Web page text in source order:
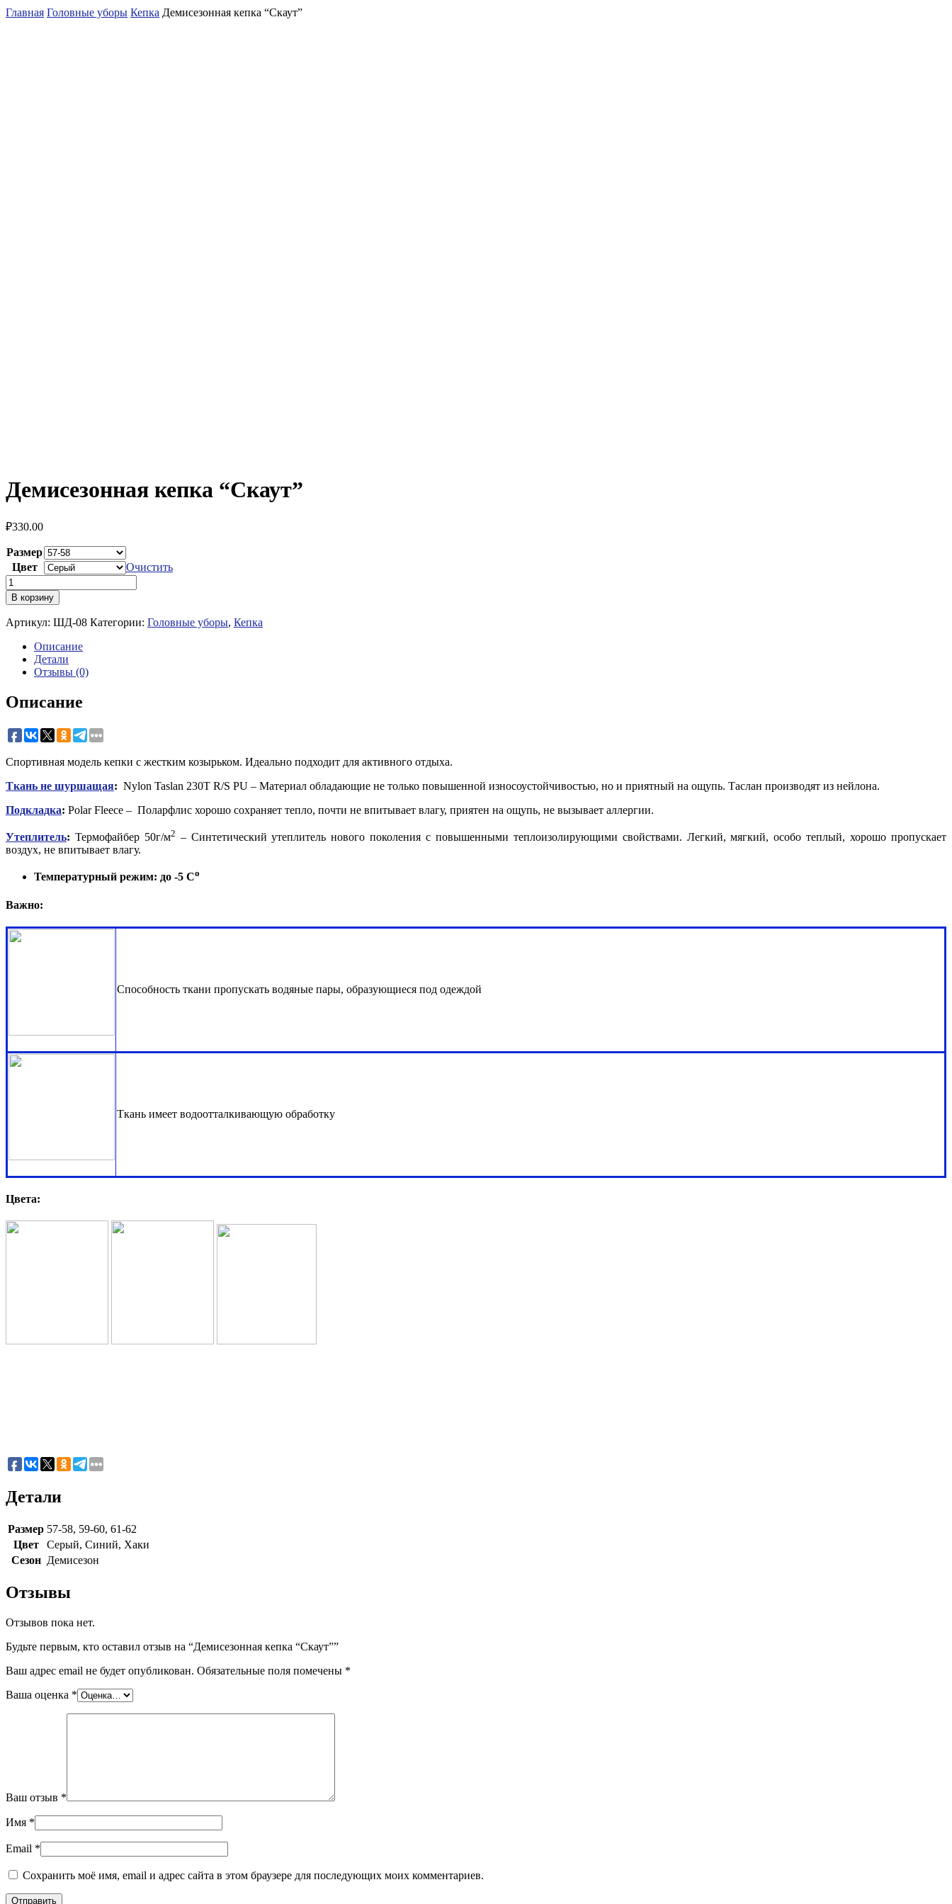
Главная Головные уборы Кепка Демисезонная кепка “Скаут”
Демисезонная кепка “Скаут”
₽330.00
Размер
Цвет
Очистить
Количество
товара
Демисезонная
кепка
"Скаут"
В корзину
Артикул: ШД-08 Категории: Головные уборы, Кепка
Описание
Детали
Отзывы (0)
Описание
Спортивная модель кепки с жестким козырьком. Идеально подходит для активного отдыха.
Ткань не шуршащая: Nylon Taslan 230T R/S PU – Материал обладающие не только повышенной износоустойчивостью, но и приятный на ощупь. Таслан производят из нейлона.
Подкладка: Polar Fleece – Поларфлис хорошо сохраняет тепло, почти не впитывает влагу, приятен на ощупь, не вызывает аллергии.
Утеплитель: Термофайбер 50г/м2 – Синтетический утеплитель нового поколения с повышенными теплоизолирующими свойствами. Легкий, мягкий, особо теплый, хорошо пропускает
воздух, не впитывает влагу.
Температурный режим: до -5 Со
Важно:
Способность ткани пропускать водяные пары, образующиеся под одеждой
Ткань имеет водоотталкивающую обработку
Цвета:
Детали
Размер 57-58, 59-60, 61-62
Цвет
Серый, Синий, Хаки
Сезон Демисезон
Отзывы
Отзывов пока нет.
Будьте первым, кто оставил отзыв на “Демисезонная кепка “Скаут””
Ваш адрес email не будет опубликован. Обязательные поля помечены *
Ваша оценка *
Ваш отзыв *
Имя *
Email *
Сохранить моё имя, email и адрес сайта в этом браузере для последующих моих комментариев.